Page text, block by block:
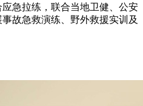
急拉练，联合当地卫健、公安
故急救演练、野外救援实训及